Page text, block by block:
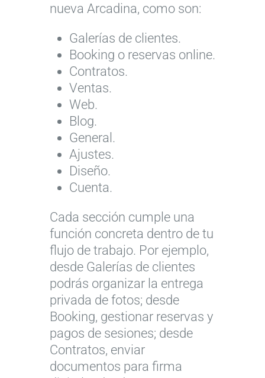
nueva Arcadina, como son:
Galerías de clientes.
Booking o reservas online.
Contratos.
Ventas.
Web.
Blog.
General.
Ajustes.
Diseño.
Cuenta.
Cada sección cumple una
función concreta dentro de tu
flujo de trabajo. Por ejemplo,
desde Galerías de clientes
podrás organizar la entrega
privada de fotos; desde
Booking, gestionar reservas y
pagos de sesiones; desde
Contratos, enviar
documentos para firma